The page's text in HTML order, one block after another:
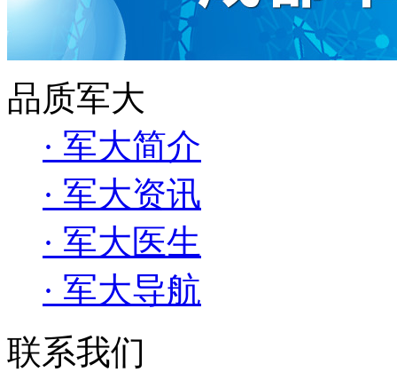
品质军大
· 军大简介
· 军大资讯
· 军大医生
· 军大导航
联系我们